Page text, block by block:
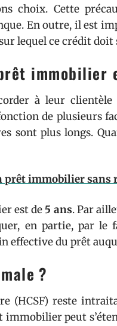
choix. Cette
En outre, il est
lequel ce crédit doit
immobilier
à leur
de plusieurs
sont plus longs.
prêt immobilier sans
est de 5 ans. Par
en partie, par
effective du prêt
?
(HCSF) reste
peut